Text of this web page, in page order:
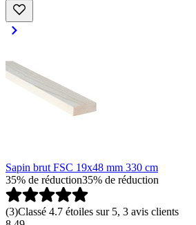
Sapin brut FSC 19x48 mm 330 cm
35% de réduction35% de réduction
(3)Classé 4.7 étoiles sur 5, 3 avis clients